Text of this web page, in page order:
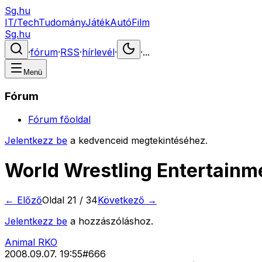
Sg.hu
IT/TechTudományJátékAutóFilm
Sg.hu
·fórum·RSS·hírlevél· ·...
Menü
Fórum
Fórum főoldal
Jelentkezz be a kedvenceid megtekintéséhez.
World Wrestling
← ElőzőOldal 21 / 34Következő →
Jelentkezz be a hozzászóláshoz.
Animal RKO
2008.09.07. 19:55#666